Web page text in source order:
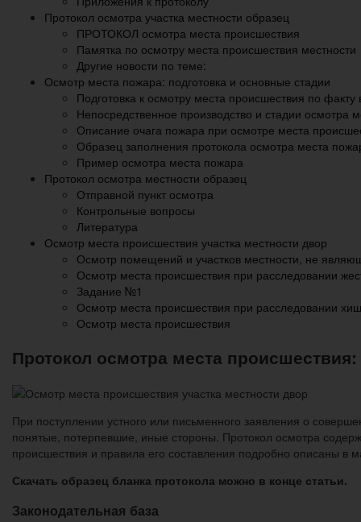
Протокол осмотра участка местности образец
ПРОТОКОЛ осмотра места происшествия
Памятка по осмотру места происшествия местности
Другие новости по теме:
Осмотр места пожара: подготовка и основные стадии
Подготовка к осмотру места происшествия по
Непосредственное производство и стадии осмотра
Описание очага пожара при осмотре места
Образец заполнения протокола осмотра места
Пример осмотра места пожара
Протокол осмотра местности образец
Отправной пункт осмотра
Контрольные вопросы
Литература
Осмотр места происшествия участка местности двор
Осмотр помещений и участков местности, не
Осмотр места происшествия при расследовании
Задание №1
Осмотр места происшествия при расследовании
Осмотр места происшествия
Протокол осмотра места
При поступлении устного или письменного заявления о
понятые, потерпевшие, иные стороны. Протокол осмотра
происшествия и правила его составления подробно описаны в
Скачать образец бланка протокола можно в конце статьи.
Законодательная база